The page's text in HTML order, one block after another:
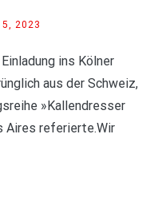
2023
ins Kölner
aus der Schweiz,
»Kallendresser
Aires referierte.Wir